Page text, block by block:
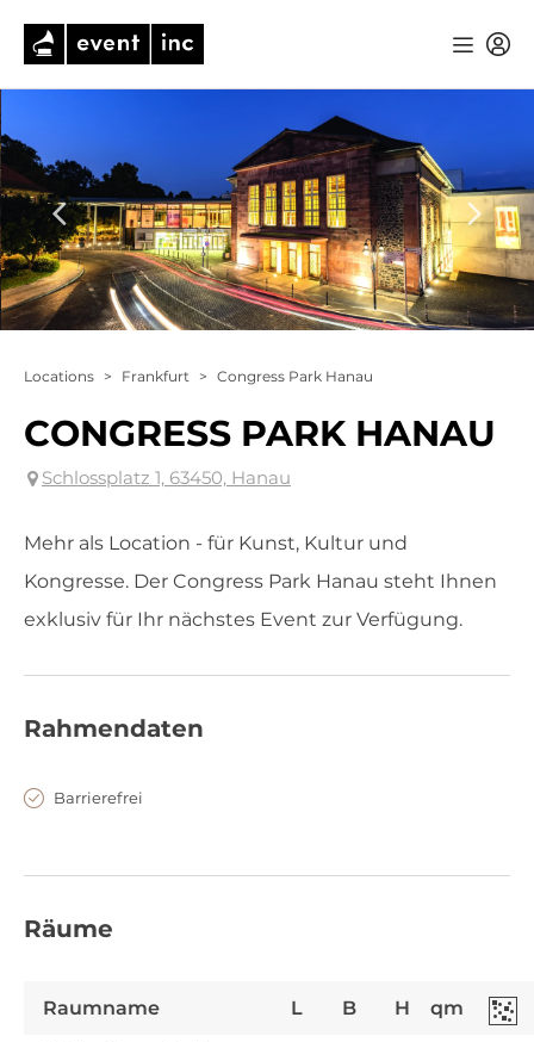
Locations > Frankfurt > Congress Park Hanau
CONGRESS PARK HANAU
Schlossplatz 1, 63450, Hanau
Mehr als Location - für Kunst, Kultur und
Kongresse. Der Congress Park Hanau steht Ihnen
exklusiv für Ihr nächstes Event zur Verfügung.
Rahmendaten
Barrierefrei
Räume
Raumname L B H qm